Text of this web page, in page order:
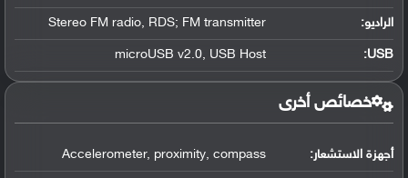
الراديو: Stereo FM radio, RDS; FM transmitter
USB
:
microUSB v2.0, USB Host
خصائص أخرى
أجهزة الاستشعار: Accelerometer, proximity, compass